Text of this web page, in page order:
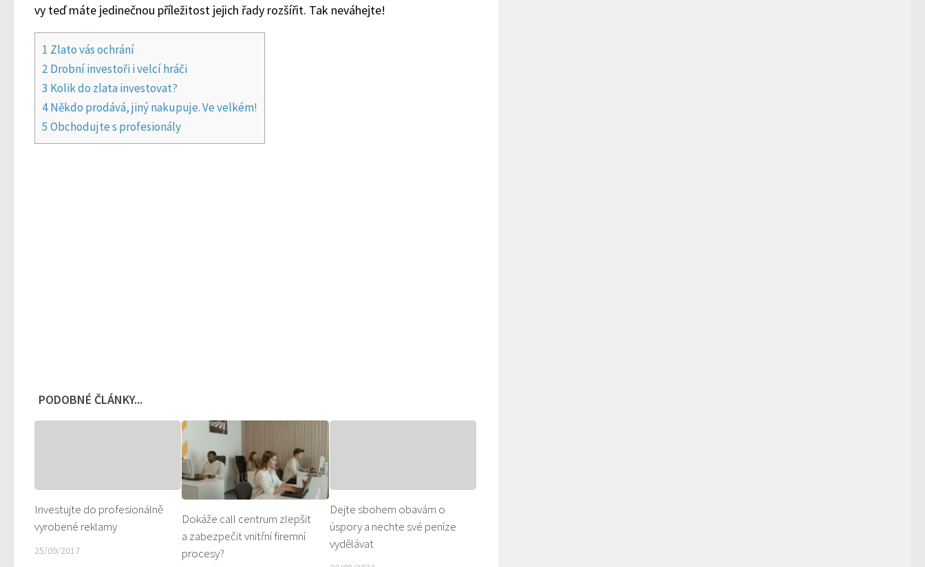
vy teď máte jedinečnou příležitost jejich řady rozšířit. Tak neváhejte!
1 Zlato vás ochrání
2 Drobní investoři i velcí hráči
3 Kolik do zlata investovat?
4Někdo prodává, jiný nakupuje. Ve velkém!
5 Obchodujte s profesionály
PODOBNÉ ČLÁNKY...
Investujte do profesionálně
vyrobené reklamy
25/09/2017
Dokáže call centrum zlepšit
a zabezpečit vnitřní firemní
procesy?
Dejte sbohem obavám o
úspory a nechte své peníze
vydělávat